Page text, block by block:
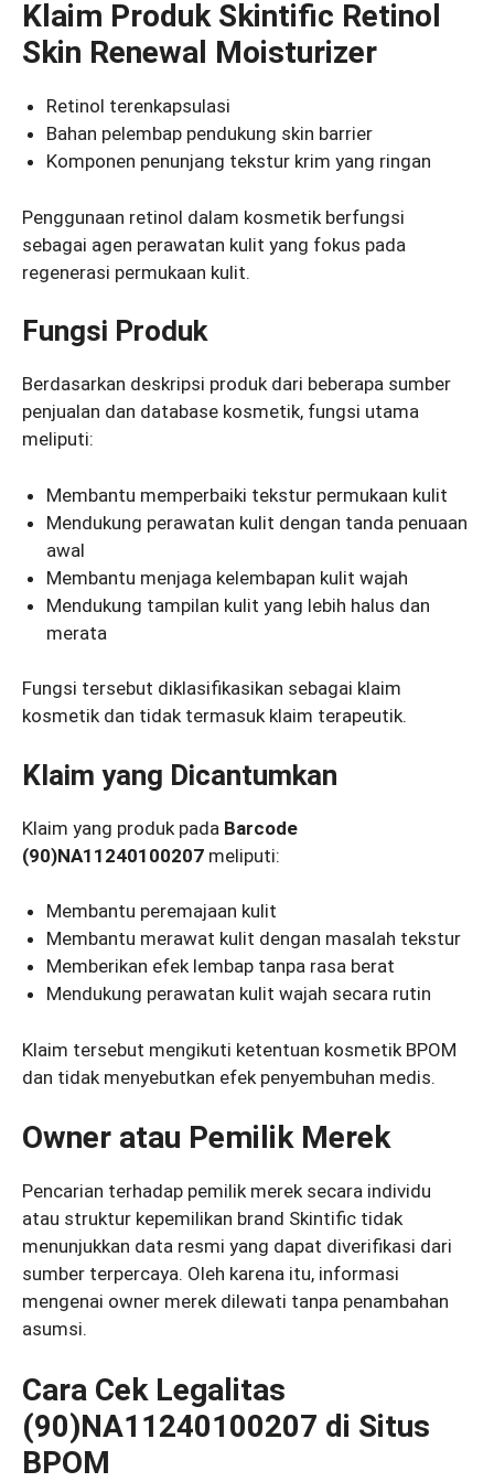
Klaim Produk Skintific Retinol
Skin Renewal Moisturizer
Retinol terenkapsulasi
Bahan pelembap pendukung skin barrier
Komponen penunjang tekstur krim yang ringan
Penggunaan retinol dalam kosmetik berfungsi
sebagai agen perawatan kulit yang fokus pada
regenerasi permukaan kulit.
Fungsi Produk
Berdasarkan deskripsi produk dari beberapa sumber
penjualan dan database kosmetik, fungsi utama
meliputi:
Membantu memperbaiki tekstur permukaan kulit
Mendukung perawatan kulit dengan tanda penuaan
awal
Membantu menjaga kelembapan kulit wajah
Mendukung tampilan kulit yang lebih halus dan
merata
Fungsi tersebut diklasifikasikan sebagai klaim
kosmetik dan tidak termasuk klaim terapeutik.
Klaim yang Dicantumkan
Klaim yang produk pada Barcode
(90)NA11240100207 meliputi:
Membantu peremajaan kulit
Membantu merawat kulit dengan masalah tekstur
Memberikan efek lembap tanpa rasa berat
Mendukung perawatan kulit wajah secara rutin
Klaim tersebut mengikuti ketentuan kosmetik BPOM
dan tidak menyebutkan efek penyembuhan medis.
Owner atau Pemilik Merek
Pencarian terhadap pemilik merek secara individu
atau struktur kepemilikan brand Skintific tidak
menunjukkan data resmi yang dapat diverifikasi dari
sumber terpercaya. Oleh karena itu, informasi
mengenai owner merek dilewati tanpa penambahan
asumsi.
Cara Cek Legalitas
(90)NA11240100207 di Situs
BPOM